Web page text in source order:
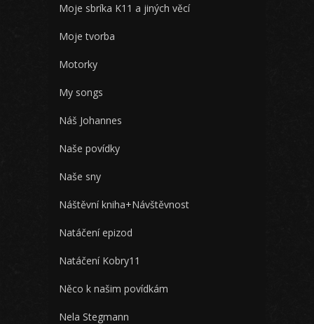
Moje sbríka K11 a jiných věcí
Moje tvorba
Motorky
My songs
Náš Johannes
Naše povídky
Naše sny
Náštěvní kniha+Návštěvnost
Natáčení epizod
Natáčení Kobry11
Něco k našim povídkám
Nela Stegmann